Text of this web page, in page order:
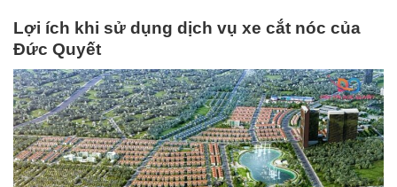
Lợi ích khi sử dụng dịch vụ xe cắt nóc của
Đức Quyết